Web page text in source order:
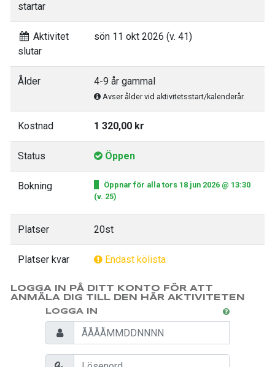
startar
Aktivitet
slutar
sön 11 okt 2026 (v. 41)
Ålder 4-9 år gammal
Avser ålder vid aktivitetsstart/kalenderår.
Kostnad 1 320,00 kr
Status Öppen
Bokning
Öppnar för alla tors 18 jun 2026 @ 13:30
(v. 25)
Platser 20st
Platser kvar Endast kölista
LOGGA IN PÅ DITT KONTO FÖR ATT
ANMÄLA DIG TILL DEN HÄR AKTIVITETEN
LOGGA IN
Personnummer
Lösenord